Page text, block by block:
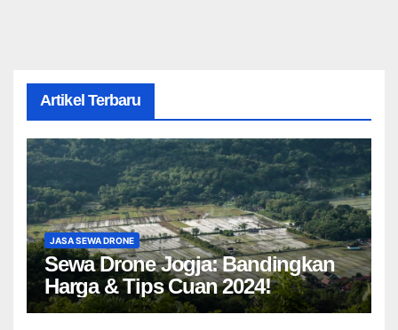
Artikel Terbaru
JASA SEWA DRONE
Sewa Drone Jogja: Bandingkan
Harga & Tips Cuan 2024!